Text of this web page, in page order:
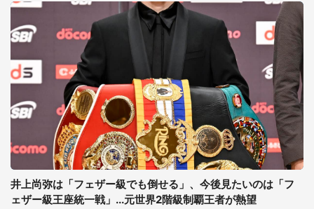
井上尚弥は「フェザー級でも倒せる」、今後見たいのは「フ
ェザー級王座統一戦」...元世界2階級制覇王者が熱望